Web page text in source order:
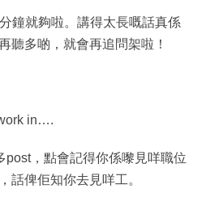
鐘就夠啦。講得太長嘅話真係
聽多啲，就會再追問架啦！
in….
，點會記得你係嚟見咩職位
話俾佢知你去見咩工。